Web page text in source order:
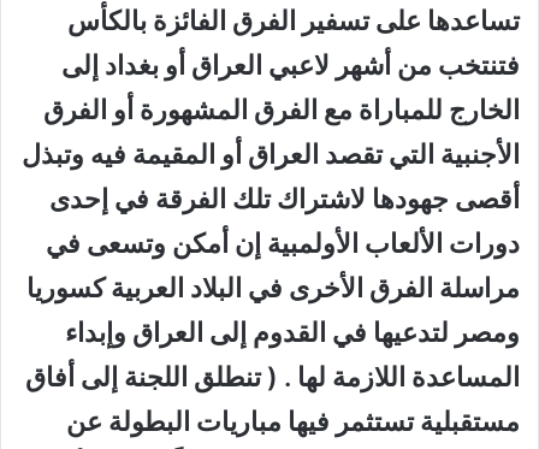
تساعدها على تسفير الفرق الفائزة بالكأس
فتنتخب من أشهر لاعبي العراق أو بغداد إلى
الخارج للمباراة مع الفرق المشهورة أو الفرق
الأجنبية التي تقصد العراق أو المقيمة فيه وتبذل
أقصى جهودها لاشتراك تلك الفرقة في إحدى
دورات الألعاب الأولمبية إن أمكن وتسعى في
مراسلة الفرق الأخرى في البلاد العربية كسوريا
ومصر لتدعيها في القدوم إلى العراق وإبداء
المساعدة اللازمة لها . ( تنطلق اللجنة إلى أفاق
مستقبلية تستثمر فيها مباريات البطولة عن